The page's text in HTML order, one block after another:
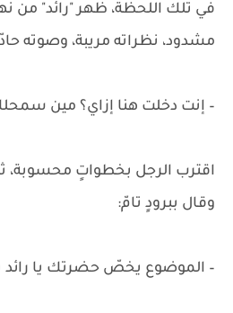
في تلك اللحظة، ظهر "رائد" من
مشدود، نظراته مريبة، وصوته
– إنت دخلت هنا إزاي؟ مين
اقترب الرجل بخطواتٍ محسوبة،
وقال ببرودٍ تامّ:
– الموضوع يخصّ حضرتك يا رائد